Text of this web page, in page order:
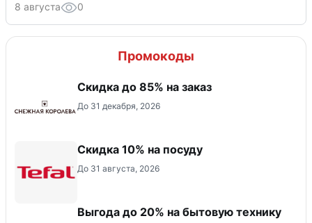
8 августа 0
Промокоды
Скидка до 85% на заказ
До 31 декабря, 2026
Скидка 10% на посуду
До 31 августа, 2026
Выгода до 20% на бытовую технику